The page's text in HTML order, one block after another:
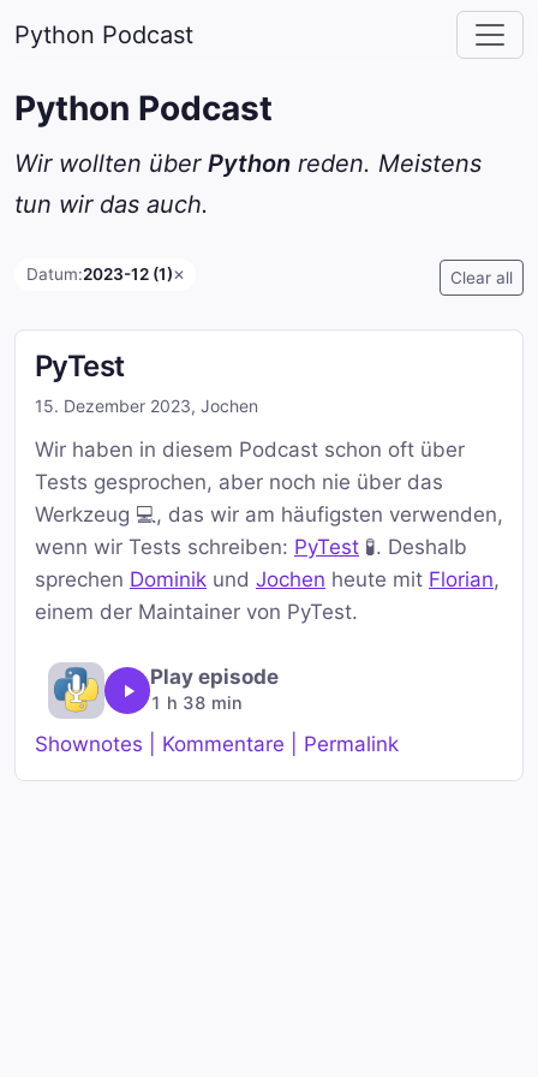
Python Podcast
Python Podcast
Wir wollten über Python reden. Meistens
tun wir das auch.
Datum:2023-12 (1)✕ Clear all
PyTest
15. Dezember 2023, Jochen
Wir haben in diesem Podcast schon oft über
Tests gesprochen, aber noch nie über das
Werkzeug 💻, das wir am häufigsten verwenden,
wenn wir Tests schreiben: PyTest 🧪. Deshalb
sprechen Dominik und Jochen heute mit Florian,
einem der Maintainer von PyTest.
Play episode
1 h 38 min
Shownotes | Kommentare | Permalink